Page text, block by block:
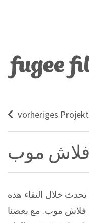
vorheriges Projekt
موب
خلال التقاء هذه
موب. مع بعضنا